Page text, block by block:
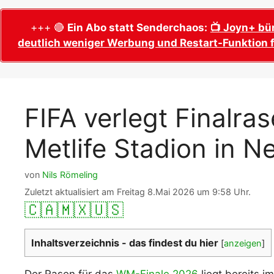
Wer wird Fußball-Weltmeister 2026?
Alle WM 2026 Trainer
Alle Fußball Weltmeister
Adidas Trionda: offizielle WM 2026
Spielball
Alle Nationalspieler der FIFA Fußball WM
2026
WM 2026 Qualifikation in Europa: Tabelle
& Spielplan
WM 2026
Termine,
WM 2026
WM 2026
WM 2026
Spielort
Weltmeister,
Ausfüllen &
Fußball WM
PDF zum
+++ 🔴 Ein Abo statt Senderchaos: 📺 Joyn+
deutlich weniger Werbung und Restart-
FIFA verlegt
Metlife Stadion in
von Nils Römeling
Zuletzt aktualisiert am Freitag 8.Mai 2026 um 9:58 Uhr.
🇨🇦🇲🇽🇺🇸
Inhaltsverzeichnis - das findest du hier [anzeigen]